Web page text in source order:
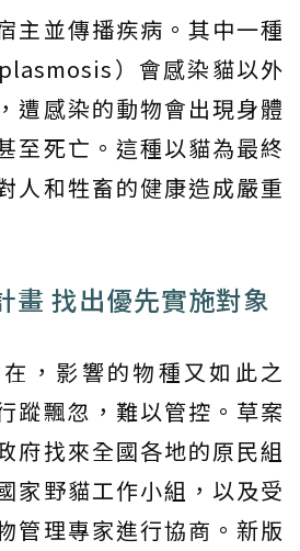
主並傳播疾病。其中一種
）會感染貓以外
遭感染的動物會出現身體
至死亡。這種以貓為最終
人和牲畜的健康造成嚴重
畫 找出優先實施對象
，影響的物種又如此之
蹤飄忽，難以管控。草案
府找來全國各地的原民組
家野貓工作小組，以及受
管理專家進行協商。新版